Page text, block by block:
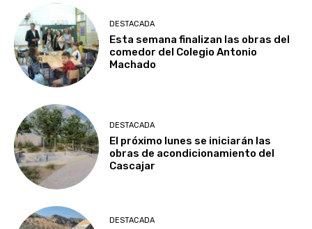
DESTACADA
Esta semana finalizan las obras del
comedor del Colegio Antonio
Machado
DESTACADA
El próximo lunes se iniciarán las
obras de acondicionamiento del
Cascajar
DESTACADA